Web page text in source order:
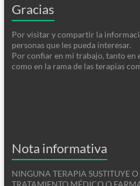
Gracias
Por visitar y compartir la
personas que les pueda interesar.
Por confiar en mi trabajo, tanto en
como en la rama de las terapias
Nota informativa
NINGUNA TERAPIA SUSTITUYE
TRATAMIENTO MÉDICO O